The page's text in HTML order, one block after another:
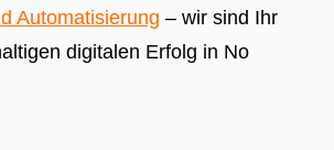
Automatisierung – wir sind Ihr
digitalen Erfolg in No